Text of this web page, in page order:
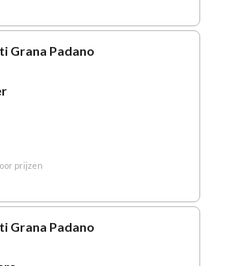
Grana Padano
prijzen
Grana Padano